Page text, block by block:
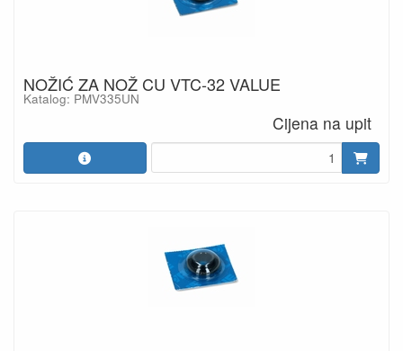
NOŽIĆ ZA NOŽ CU VTC-32 VALUE
Katalog: PMV335UN
Cijena na upit